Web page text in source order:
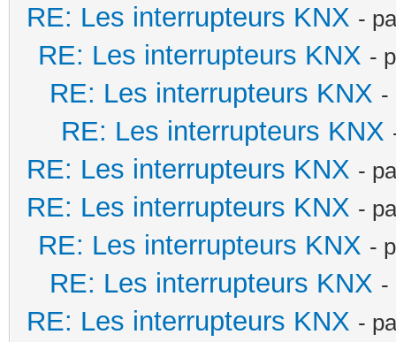
RE: Les interrupteurs KNX -
RE: Les interrupteurs KNX -
RE: Les interrupteurs KNX -
RE: Les interrupteurs KNX
RE: Les interrupteurs KNX -
RE: Les interrupteurs KNX -
RE: Les interrupteurs KNX -
RE: Les interrupteurs KNX -
RE: Les interrupteurs KNX -